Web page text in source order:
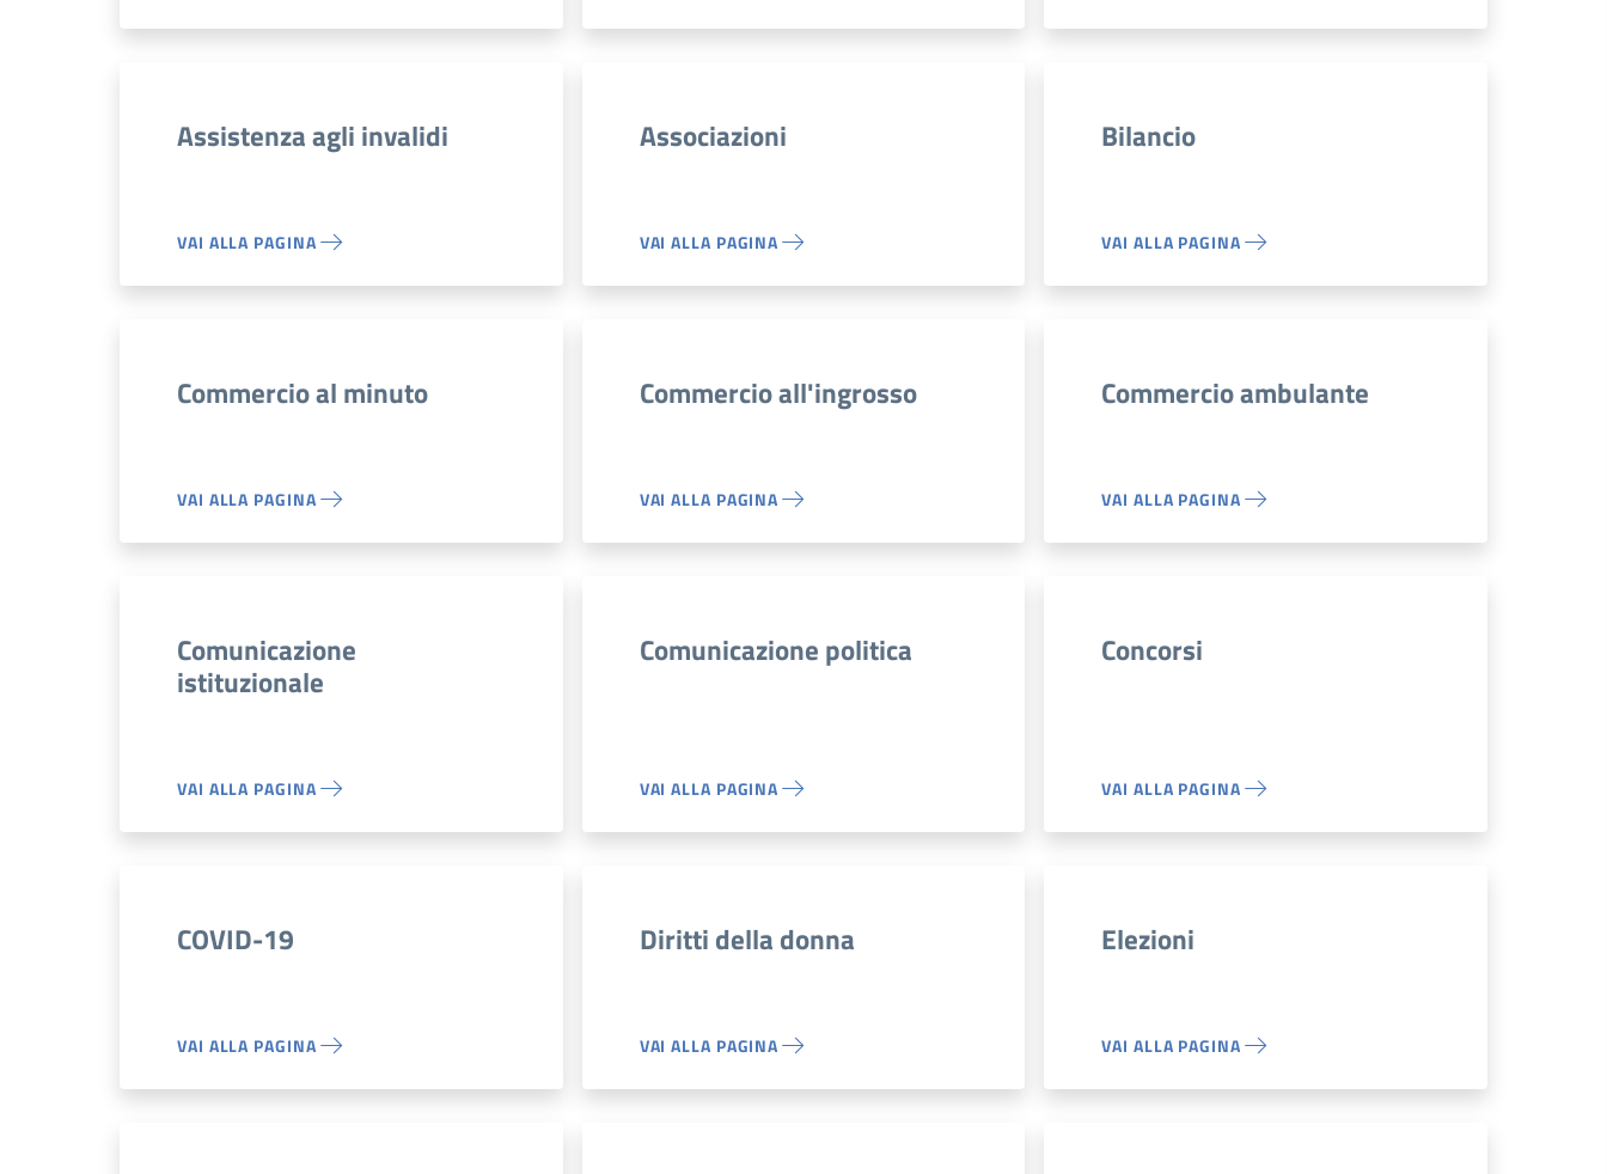
Assistenza agli invalidi
VAI ALLA PAGINA
Associazioni
VAI ALLA PAGINA
Bilancio
VAI ALLA PAGINA
Commercio al minuto
VAI ALLA PAGINA
Commercio all'ingrosso
VAI ALLA PAGINA
Commercio ambulante
VAI ALLA PAGINA
Comunicazione
istituzionale
VAI ALLA PAGINA
Comunicazione politica
VAI ALLA PAGINA
Concorsi
VAI ALLA PAGINA
COVID-19
VAI ALLA PAGINA
Diritti della donna
VAI ALLA PAGINA
Elezioni
VAI ALLA PAGINA